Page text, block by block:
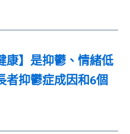
康】是抑鬱、情緒低
者抑鬱症成因和6個